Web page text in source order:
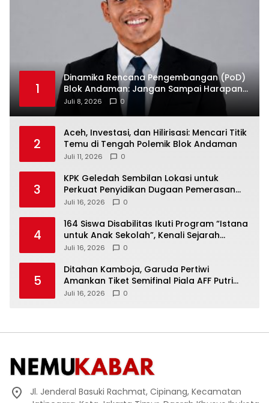
1
Dinamika Rencana Pengembangan (PoD)
Blok Andaman: Jangan Sampai Harapan
Investasi Aceh Tersandera
Juli 8, 2026 0
2
Aceh, Investasi, dan Hilirisasi: Mencari Titik
Temu di Tengah Polemik Blok Andaman
Juli 11, 2026 0
3
KPK Geledah Sembilan Lokasi untuk
Perkuat Penyidikan Dugaan Pemerasan
Bupati Sukoharjo Nonaktif
Juli 16, 2026 0
4
164 Siswa Disabilitas Ikuti Program “Istana
untuk Anak Sekolah”, Kenali Sejarah
Bangsa dan Pemerintahan
Juli 16, 2026 0
5
Ditahan Kamboja, Garuda Pertiwi
Amankan Tiket Semifinal Piala AFF Putri
2026
Juli 16, 2026 0
Jl. Jenderal Basuki Rachmat, Cipinang, Kecamatan